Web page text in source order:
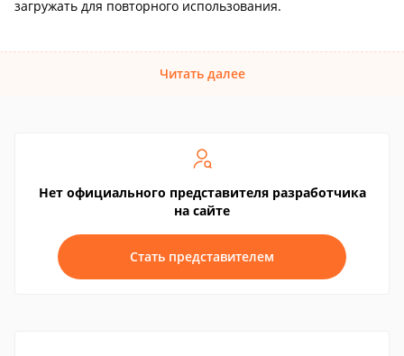
загружать для повторного использования.
Читать далее
Нет официального представителя разработчика
на сайте
Стать представителем